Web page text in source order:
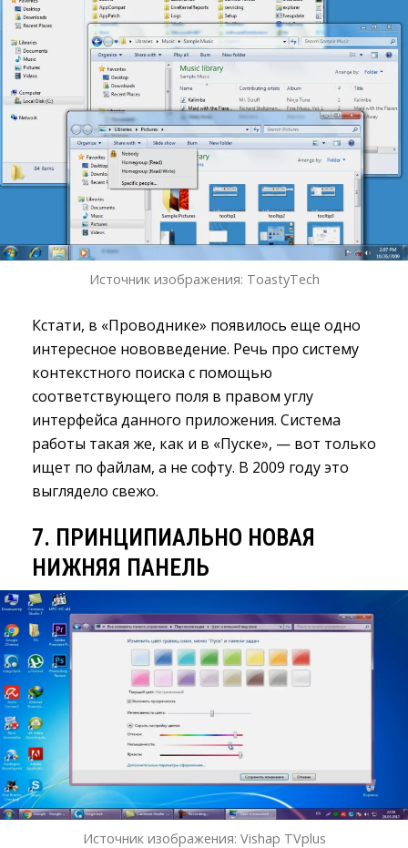
Источник изображения: ToastyTech
Кстати, в «Проводнике» появилось еще одно
интересное нововведение. Речь про систему
контекстного поиска с помощью
соответствующего поля в правом углу
интерфейса данного приложения. Система
работы такая же, как и в «Пуске», — вот только
ищет по файлам, а не софту. В 2009 году это
выглядело свежо.
7. ПРИНЦИПИАЛЬНО НОВАЯ
НИЖНЯЯ ПАНЕЛЬ
Источник изображения: Vishap TVplus